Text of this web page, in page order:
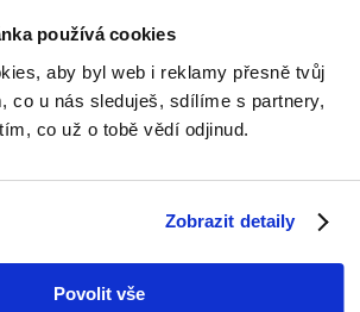
používá cookies
aby byl web i reklamy přesně tvůj
co u nás sleduješ, sdílíme s partnery,
co už o tobě vědí odjinud.
Zobrazit detaily
Povolit vše